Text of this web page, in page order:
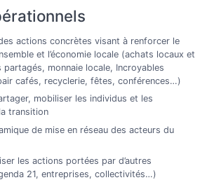
actions concrètes visant à renforcer le
et l’économie locale (achats locaux et
monnaie locale, Incroyables
cafés, recyclerie, fêtes, conférences…)
mobiliser les individus et les
transition
de mise en réseau des acteurs du
les actions portées par d’autres
21, entreprises, collectivités…)